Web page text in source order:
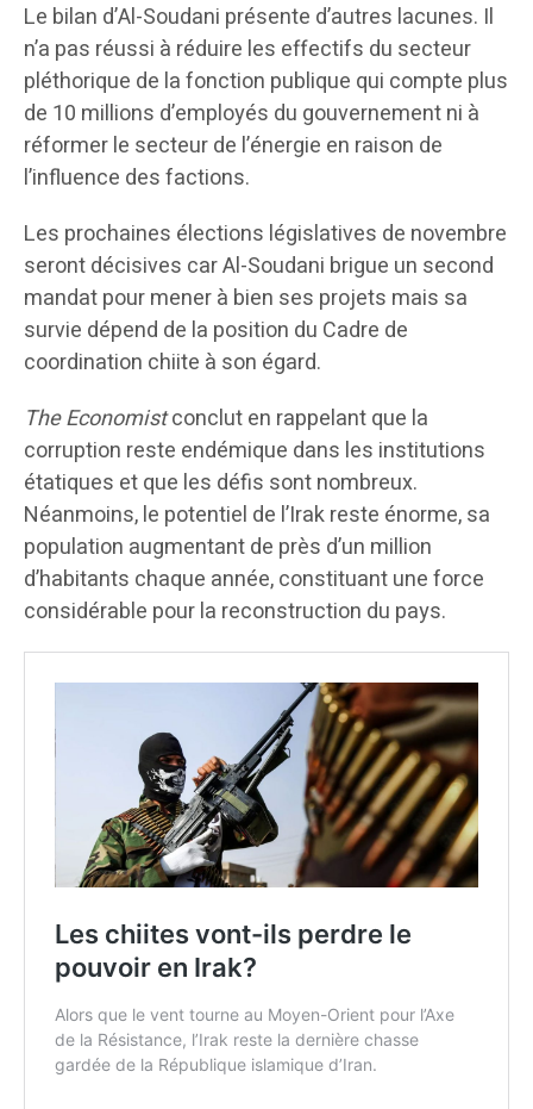
Le bilan d’Al-Soudani présente d’autres lacunes. Il
n’a pas réussi à réduire les effectifs du secteur
pléthorique de la fonction publique qui compte plus
de 10 millions d’employés du gouvernement ni à
réformer le secteur de l’énergie en raison de
l’influence des factions.
Les prochaines élections législatives de novembre
seront décisives car Al-Soudani brigue un second
mandat pour mener à bien ses projets mais sa
survie dépend de la position du Cadre de
coordination chiite à son égard.
The Economistconclut en rappelant que la
corruption reste endémique dans les institutions
étatiques et que les défis sont nombreux.
Néanmoins, le potentiel de l’Irak reste énorme, sa
population augmentant de près d’un million
d’habitants chaque année, constituant une force
considérable pour la reconstruction du pays.